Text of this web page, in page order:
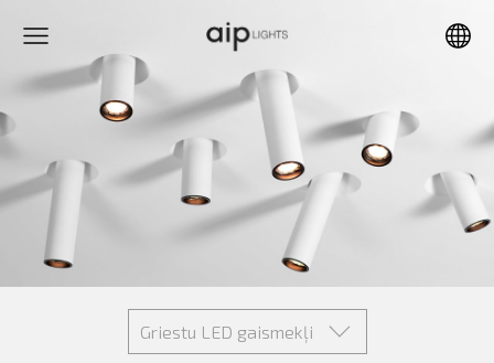
Griestu LED gaismekļi